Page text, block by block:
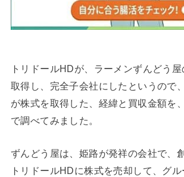
トリドールHDが、ラーメンずんどう
取得し、完全子会社にしたというので
が株式を取得した、経緯と買収金額を
で調べてみました。
ずんどう屋は、姫路が発祥の会社で、
トリドールHDに株式を売却して、グ